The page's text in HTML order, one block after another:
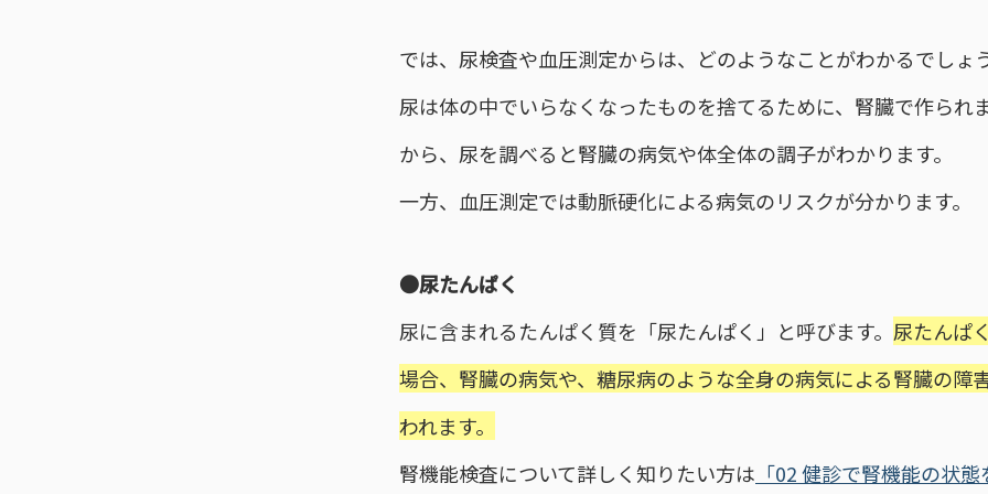
では、尿検査や血圧測定からは、どのようなことがわかるでしょ
尿は体の中でいらなくなったものを捨てるために、腎臓で作られ
から、尿を調べると腎臓の病気や体全体の調子がわかります。
一方、血圧測定では動脈硬化による病気のリスクが分かります。
●尿たんぱく
尿に含まれるたんぱく質を「尿たんぱく」と呼びます。 尿たんぱ
場合、腎臓の病気や、糖尿病のような全身の病気による腎臓の障
われます。
腎機能検査について詳しく知りたい方は 「02 健診で腎機能の状